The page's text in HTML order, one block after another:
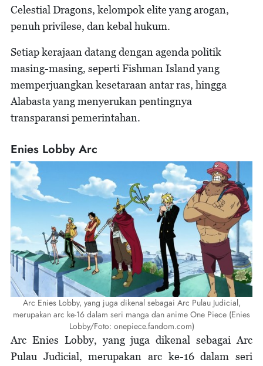
Celestial Dragons, kelompok elite yang arogan,
penuh privilese, dan kebal hukum.
Setiap kerajaan datang dengan agenda politik
masing-masing, seperti Fishman Island yang
memperjuangkan kesetaraan antar ras, hingga
Alabasta yang menyerukan pentingnya
transparansi pemerintahan.
Enies Lobby Arc
Arc Enies Lobby, yang juga dikenal sebagai Arc Pulau Judicial,
merupakan arc ke-16 dalam seri manga dan anime One Piece (Enies
Lobby/Foto: onepiece.fandom.com)
Arc Enies Lobby, yang juga dikenal sebagai Arc
Pulau Judicial, merupakan arc ke-16 dalam seri